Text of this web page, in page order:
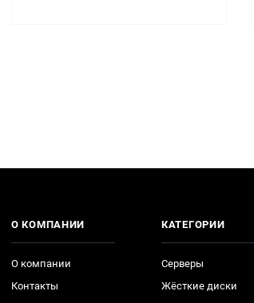
О КОМПАНИИ
О компании
Контакты
КАТЕГОРИИ
Серверы
Жёсткие диски